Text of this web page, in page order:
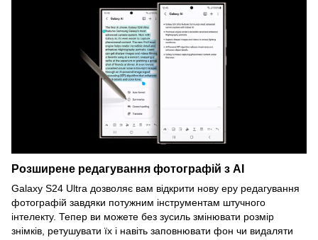
Розширене редагування фотографій з AI
Galaxy S24 Ultra дозволяє вам відкрити нову еру редагування
фотографій завдяки потужним інструментам штучного
інтелекту. Тепер ви можете без зусиль змінювати розмір
знімків, ретушувати їх і навіть заповнювати фон чи видаляти